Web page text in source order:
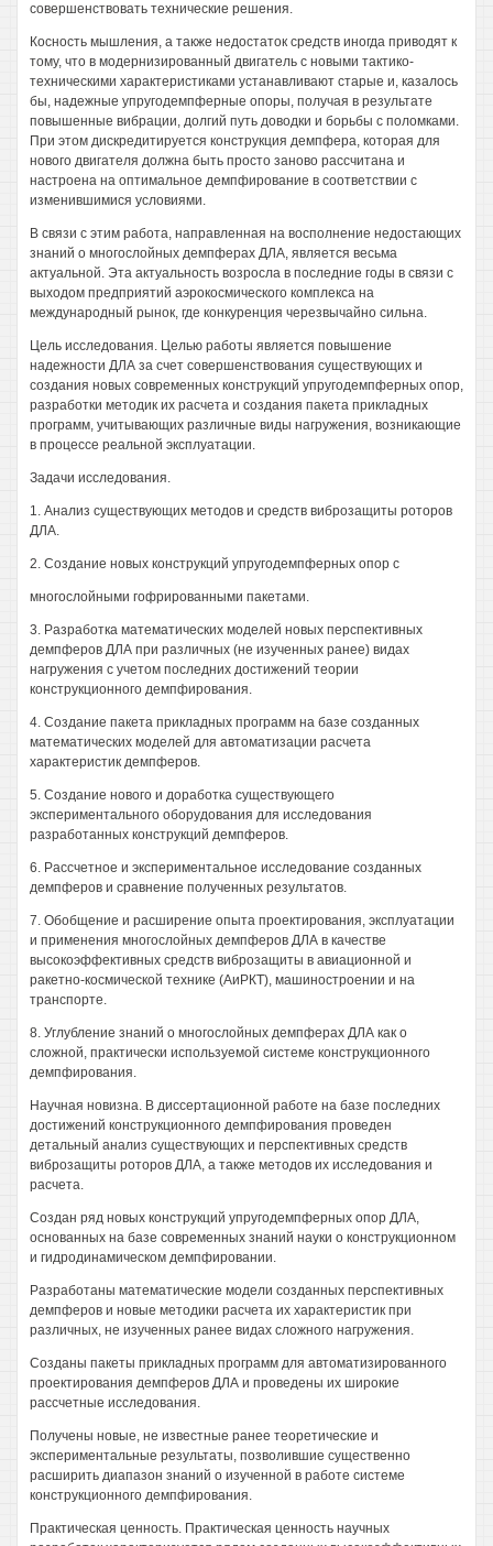
совершенствовать технические решения.
Косность мышления, а также недостаток средств иногда приводят к
тому, что в модернизированный двигатель с новыми тактико-
техническими характеристиками устанавливают старые и, казалось
бы, надежные упругодемпферные опоры, получая в результате
повышенные вибрации, долгий путь доводки и борьбы с поломками.
При этом дискредитируется конструкция демпфера, которая для
нового двигателя должна быть просто заново рассчитана и
настроена на оптимальное демпфирование в соответствии с
изменившимися условиями.
В связи с этим работа, направленная на восполнение недостающих
знаний о многослойных демпферах ДЛА, является весьма
актуальной. Эта актуальность возросла в последние годы в связи с
выходом предприятий аэрокосмического комплекса на
международный рынок, где конкуренция черезвычайно сильна.
Цель исследования. Целью работы является повышение
надежности ДЛА за счет совершенствования существующих и
создания новых современных конструкций упругодемпферных опор,
разработки методик их расчета и создания пакета прикладных
программ, учитывающих различные виды нагружения, возникающие
в процессе реальной эксплуатации.
Задачи исследования.
1. Анализ существующих методов и средств виброзащиты роторов
ДЛА.
2. Создание новых конструкций упругодемпферных опор с
многослойными гофрированными пакетами.
3. Разработка математических моделей новых перспективных
демпферов ДЛА при различных (не изученных ранее) видах
нагружения с учетом последних достижений теории
конструкционного демпфирования.
4. Создание пакета прикладных программ на базе созданных
математических моделей для автоматизации расчета
характеристик демпферов.
5. Создание нового и доработка существующего
экспериментального оборудования для исследования
разработанных конструкций демпферов.
6. Рассчетное и экспериментальное исследование созданных
демпферов и сравнение полученных результатов.
7. Обобщение и расширение опыта проектирования, эксплуатации
и применения многослойных демпферов ДЛА в качестве
высокоэффективных средств виброзащиты в авиационной и
ракетно-космической технике (АиРКТ), машиностроении и на
транспорте.
8. Углубление знаний о многослойных демпферах ДЛА как о
сложной, практически используемой системе конструкционного
демпфирования.
Научная новизна. В диссертационной работе на базе последних
достижений конструкционного демпфирования проведен
детальный анализ существующих и перспективных средств
виброзащиты роторов ДЛА, а также методов их исследования и
расчета.
Создан ряд новых конструкций упругодемпферных опор ДЛА,
основанных на базе современных знаний науки о конструкционном
и гидродинамическом демпфировании.
Разработаны математические модели созданных перспективных
демпферов и новые методики расчета их характеристик при
различных, не изученных ранее видах сложного нагружения.
Созданы пакеты прикладных программ для автоматизированного
проектирования демпферов ДЛА и проведены их широкие
рассчетные исследования.
Получены новые, не известные ранее теоретические и
экспериментальные результаты, позволившие существенно
расширить диапазон знаний о изученной в работе системе
конструкционного демпфирования.
Практическая ценность. Практическая ценность научных